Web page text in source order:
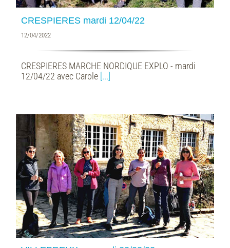
CRESPIERES mardi 12/04/22
12/04/2022
CRESPIERES MARCHE NORDIQUE EXPLO - mardi
12/04/22 avec Carole [...]